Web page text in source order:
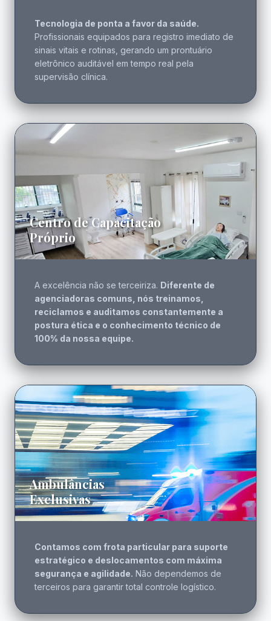
Tecnologia de ponta a favor da saúde.
Profissionais equipados para registro imediato de
sinais vitais e rotinas, gerando um prontuário
eletrônico auditável em tempo real pela
supervisão clínica.
Centro de Capacitação
Próprio
A excelência não se terceiriza. Diferente de
agenciadoras comuns, nós treinamos,
reciclamos e auditamos constantemente a
postura ética e o conhecimento técnico de
100% da nossa equipe.
Ambulâncias
Exclusivas
Contamos com frota particular para suporte
estratégico e deslocamentos com máxima
segurança e agilidade. Não dependemos de
terceiros para garantir total controle logístico.